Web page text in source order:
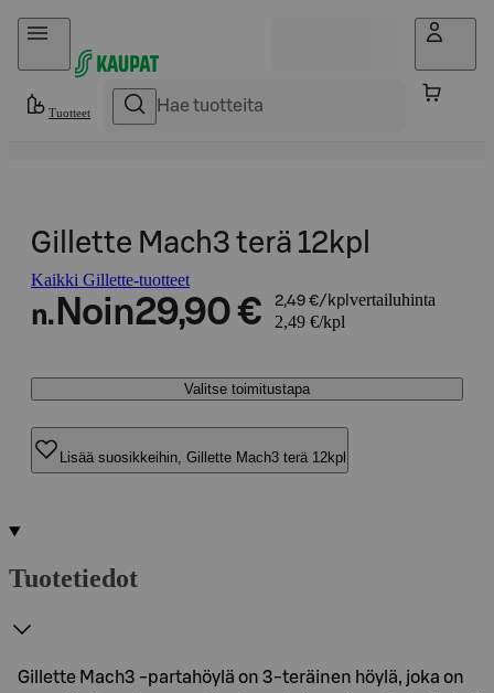
Hyppää sisältöön
Tuotteet
Gillette Mach3 terä 12kpl
Kaikki Gillette-tuotteet
n. Noin29,90 € 2,49 €/kpl vertailuhinta
2,49 €/kpl
Valitse toimitustapa
Lisää suosikkeihin, Gillette Mach3 terä 12kpl
Tuotetiedot
Gillette Mach3 -partahöylä on 3-teräinen höylä, joka on